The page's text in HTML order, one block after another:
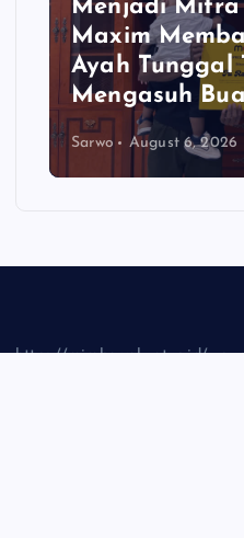
Menjadi Mitra
Maxim
Ayah Tunggal
Mengasuh
Sarwo August 6, 2026
https://mimbarrakyat.co.id/wp-